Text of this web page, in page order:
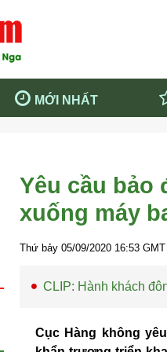
MỚI NHẤT
Thông
Khám
Yêu cầu bảo
xuống máy
Thứ bảy 05/09/2020 16:53
CLIP: Hành khách
Cục Hàng không